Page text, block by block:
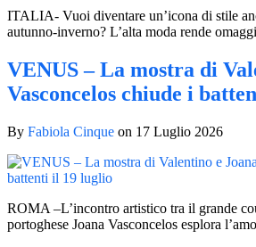
ITALIA- Vuoi diventare un’icona di stile
autunno-inverno? L’alta moda rende
VENUS – La mostra di
Vasconcelos chiude i
By Fabiola Cinque on 17 Luglio 2026
ROMA –L’incontro artistico tra il grande
portoghese Joana Vasconcelos esplora